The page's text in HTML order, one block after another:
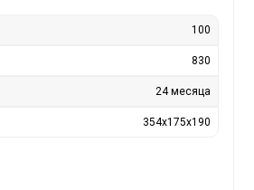
100
830
24 месяца
354x175x190